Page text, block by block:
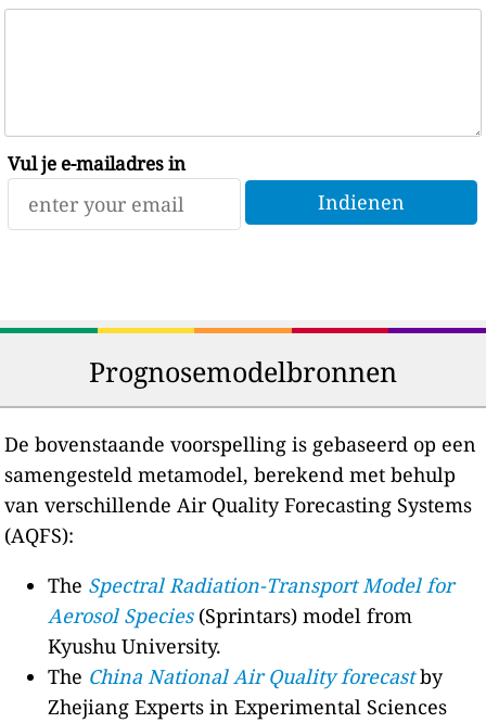
Vul je e-mailadres in
Prognosemodelbronnen
De bovenstaande voorspelling is gebaseerd op een
samengesteld metamodel, berekend met behulp
van verschillende Air Quality Forecasting Systems
(AQFS):
The Spectral Radiation-Transport Model for
Aerosol Species(Sprintars) model from
Kyushu University.
The China National Air Quality forecastby
Zhejiang Experts in Experimental Sciences